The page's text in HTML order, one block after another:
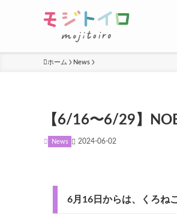
ホーム News
【6/16〜6/29】
News 2024-06-02
6月16日からは、くろね